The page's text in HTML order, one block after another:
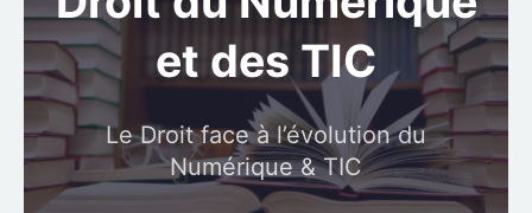
et des TIC
Le Droit face à l’évolution du
Numérique & TIC